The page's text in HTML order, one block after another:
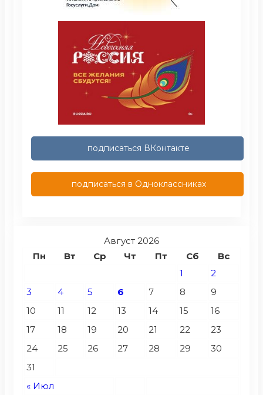
подписаться ВКонтакте
подписаться в Одноклассниках
Август 2026
Пн
Вт Ср Чт Пт Сб Вс
« Июл
1
2
3
4 5 6 7 8
9
10
11 12 13 14 15
16
17
18 19 20 21 22
23
24
25 26 27 28 29
30
31